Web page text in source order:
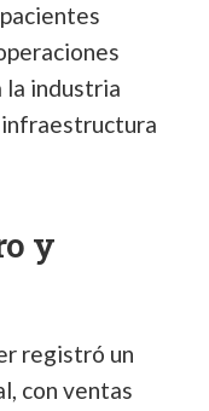
la industria
y
registró un
con ventas